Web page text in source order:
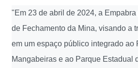
"Em 23 de abril de 2024, a
de Fechamento da Mina, visando a
em um espaço público integrado ao
Mangabeiras e ao Parque Estadual